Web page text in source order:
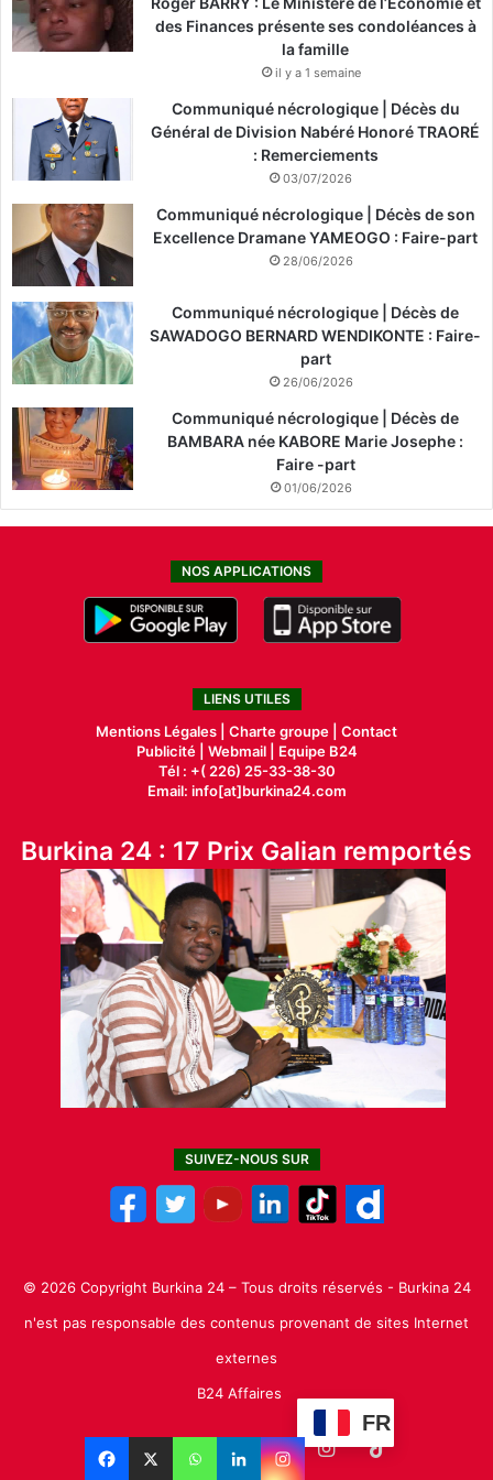
des Finances présente ses condoléances à
la famille
il y a 1 semaine
Communiqué nécrologique | Décès du
Général de Division Nabéré Honoré TRAORÉ
: Remerciements
03/07/2026
Communiqué nécrologique | Décès de son
Excellence Dramane YAMEOGO : Faire-part
28/06/2026
Communiqué nécrologique | Décès de
SAWADOGO BERNARD WENDIKONTE : Faire-
part
26/06/2026
Communiqué nécrologique | Décès de
BAMBARA née KABORE Marie Josephe :
Faire -part
01/06/2026
NOS APPLICATIONS
LIENS UTILES
Mentions Légales | Charte groupe | Contact
Publicité| Webmail |
Equipe B24
Tél : +( 226) 25-33-38-30
Email: info[at]burkina24.com
Burkina 24 : 17 Prix Galian remportés
SUIVEZ-NOUS SUR
© 2026 Copyright Burkina 24 – Tous droits réservés - Burkina 24
n'est pas responsable des contenus provenant de sites Internet
externes
B24 Affaires
FR
Facebook LinkedinYouTubeInstagram
TikTok